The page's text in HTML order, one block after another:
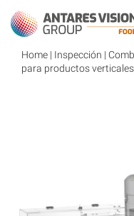
Home | Inspección |
para productos